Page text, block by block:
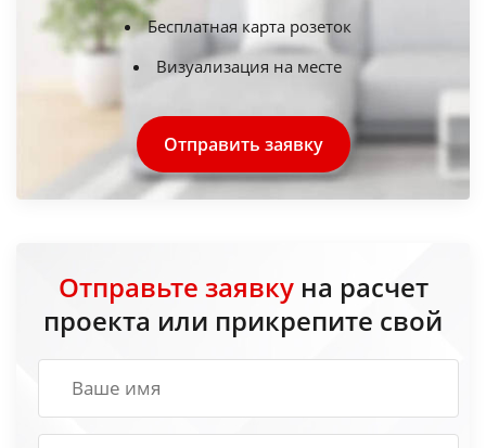
Бесплатная карта розеток
Визуализация на месте
Отправить заявку
Отправьте заявкуна расчет
проекта или прикрепите свой